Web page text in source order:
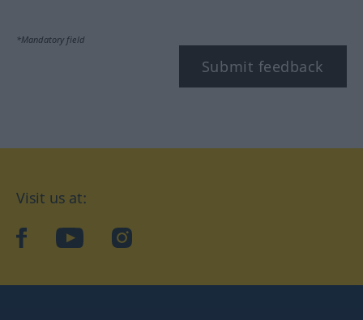
*Mandatory field
Submit feedback
Visit us at:
facebookYouTubeInstagram